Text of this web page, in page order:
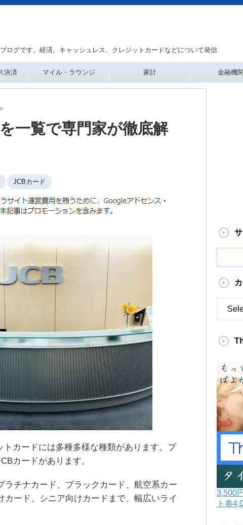
ログです。経済、キャッシュレス、クレジットカードなどについて発信
決済 マイル・ラウンジ 家計 金融機関
一覧で専門家が徹底解
JCBカード
カードには多種多様な種類があります。プ
カードがあります。
ラチナカード、ブラックカード、航空系カー
カード、シニア向けカードまで、幅広いライ
3,500
ト券